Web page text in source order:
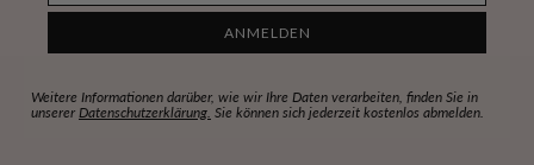
ANMELDEN
Weitere Informationen darüber, wie wir Ihre Daten verarbeiten, finden Sie in
unserer Datenschutzerklärung. Sie können sich jederzeit kostenlos abmelden.